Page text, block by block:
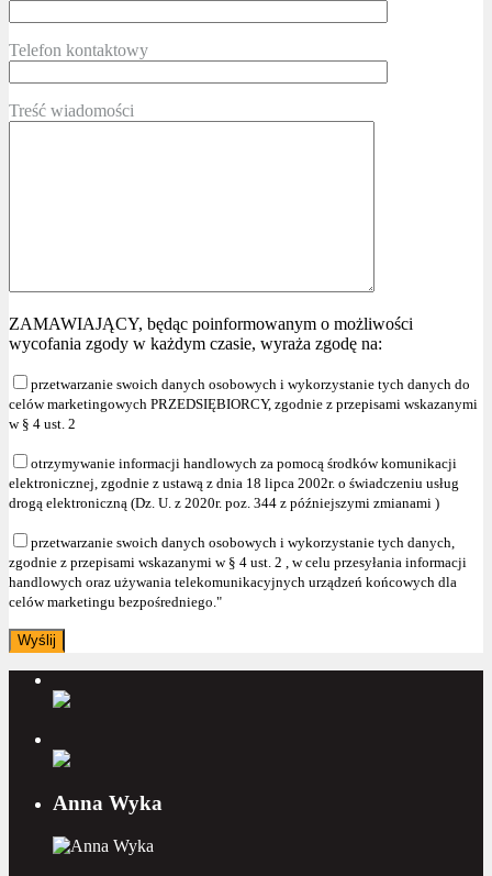
Telefon kontaktowy
Treść wiadomości
ZAMAWIAJĄCY, będąc poinformowanym o możliwości
wycofania zgody w każdym czasie, wyraża zgodę na:
przetwarzanie swoich danych osobowych i wykorzystanie tych danych do
celów marketingowych PRZEDSIĘBIORCY, zgodnie z przepisami wskazanymi
w § 4 ust. 2
otrzymywanie informacji handlowych za pomocą środków komunikacji
elektronicznej, zgodnie z ustawą z dnia 18 lipca 2002r. o świadczeniu usług
drogą elektroniczną (Dz. U. z 2020r. poz. 344 z późniejszymi zmianami )
przetwarzanie swoich danych osobowych i wykorzystanie tych danych,
zgodnie z przepisami wskazanymi w § 4 ust. 2 , w celu przesyłania informacji
handlowych oraz używania telekomunikacyjnych urządzeń końcowych dla
celów marketingu bezpośredniego."
Anna Wyka